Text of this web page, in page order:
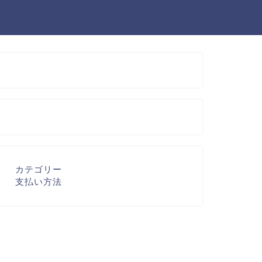
カテゴリー
支払い方法